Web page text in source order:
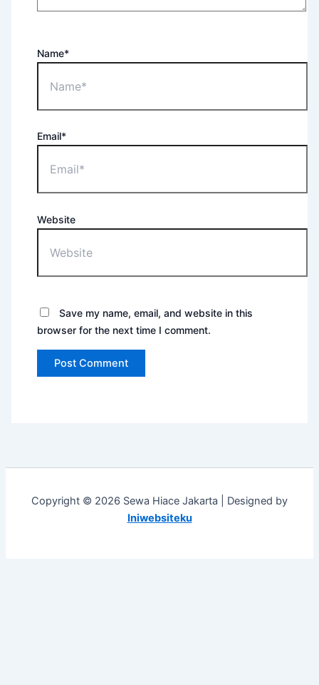
Name*
Email*
Website
Save my name, email, and website in this
browser for the next time I comment.
Copyright © 2026 Sewa Hiace Jakarta | Designed by
Iniwebsiteku